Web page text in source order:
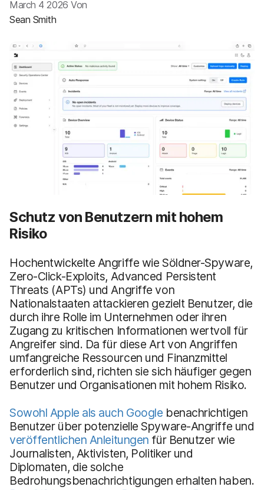
p
i
n
h
a
l
t
e
March 4 2026 Von
Sean Smith
Schutz von Benutzern mit hohem
Risiko
Hochentwickelte Angriffe wie Söldner-Spyware,
Zero-Click-Exploits, Advanced Persistent
Threats (APTs) und Angriffe von
Nationalstaaten attackieren gezielt Benutzer, die
durch ihre Rolle im Unternehmen oder ihren
Zugang zu kritischen Informationen wertvoll für
Angreifer sind. Da für diese Art von Angriffen
umfangreiche Ressourcen und Finanzmittel
erforderlich sind, richten sie sich häufiger gegen
Benutzer und Organisationen mit hohem Risiko.
Sowohl Apple als auch Google benachrichtigen
Benutzer über potenzielle Spyware-Angriffe und
veröffentlichen Anleitungen für Benutzer wie
Journalisten, Aktivisten, Politiker und
Diplomaten, die solche
Bedrohungsbenachrichtigungen erhalten haben.